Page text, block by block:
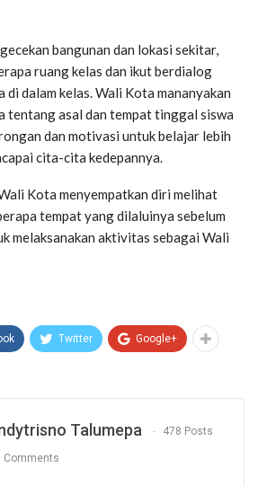
bangunan dan lokasi sekitar,
ruang kelas dan ikut berdialog
di dalam kelas. Wali Kota mananyakan
tentang asal dan tempat tinggal siswa
dan motivasi untuk belajar lebih
cita-cita kedepannya.
Kota menyempatkan diri melihat
tempat yang dilaluinya sebelum
melaksanakan aktivitas sebagai Wali
Twitter Google+
Talumepa 478 Posts
Comments